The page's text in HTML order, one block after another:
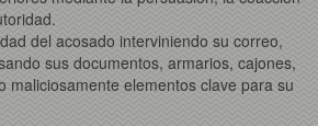
del acosado interviniendo su correo,
sus documentos, armarios, cajones,
maliciosamente elementos clave para su